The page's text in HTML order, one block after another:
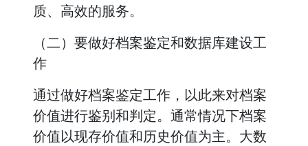
质、高效的服务。
（二）要做好档案鉴定和数据库建设工
作
通过做好档案鉴定工作，以此来对档案
价值进行鉴别和判定。通常情况下档案
价值以现存价值和历史价值为主。大数